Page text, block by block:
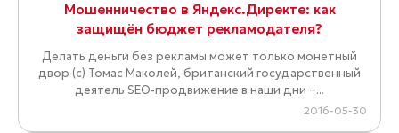
Мошенничество в Яндекс.Директе: как
защищён бюджет рекламодателя?
Делать деньги без рекламы может только монетный
двор (с) Томас Маколей, британский государственный
деятель SEO-продвижение в наши дни –...
2016-05-30